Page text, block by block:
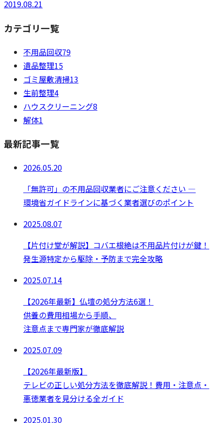
2019.08.21
カテゴリ一覧
不用品回収79
遺品整理15
ゴミ屋敷清掃13
生前整理4
ハウスクリーニング8
解体1
最新記事一覧
2026.05.20
「無許可」の不用品回収業者にご注意ください —
環境省ガイドラインに基づく業者選びのポイント
2025.08.07
【片付け堂が解説】コバエ根絶は不用品片付けが鍵！
発生源特定から駆除・予防まで完全攻略
2025.07.14
【2026年最新】仏壇の処分方法6選！
供養の費用相場から手順、
注意点まで専門家が徹底解説
2025.07.09
【2026年最新版】
テレビの正しい処分方法を徹底解説！費用・注意点・
悪徳業者を見分ける全ガイド
2025.01.30